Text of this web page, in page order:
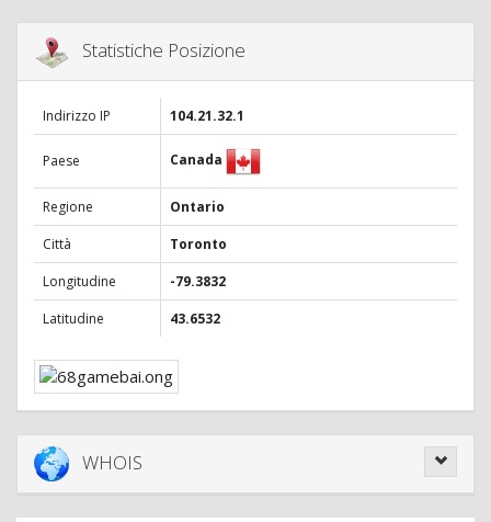
Statistiche Posizione
Indirizzo IP 104.21.32.1
Paese Canada
Regione
Ontario
Città
Toronto
Longitudine
-79.3832
Latitudine
43.6532
WHOIS